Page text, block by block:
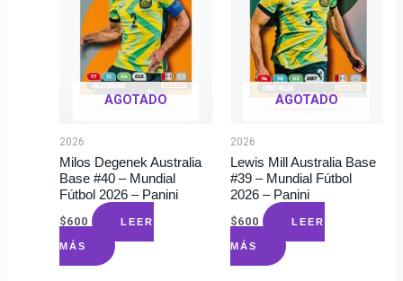
AGOTADO
2026
Milos Degenek Australia
Base #40 – Mundial
Fútbol 2026 – Panini
$600 LEER
MÁS
AGOTADO
2026
Lewis Mill Australia Base
#39 – Mundial Fútbol
2026 – Panini
$600 LEER
MÁS